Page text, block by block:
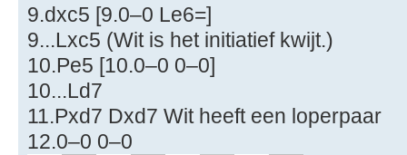
9.dxc5 [9.0–0 Le6=]
9...Lxc5 (Wit is het initiatief kwijt.)
10.Pe5 [10.0–0 0–0]
10...Ld7
11.Pxd7 Dxd7 Wit heeft een loperpaar
12.0–0 0–0